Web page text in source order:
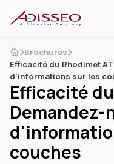
Brochures
Efficacité du Rhodimet
d'informations sur les
Efficacité
Demandez-
couches